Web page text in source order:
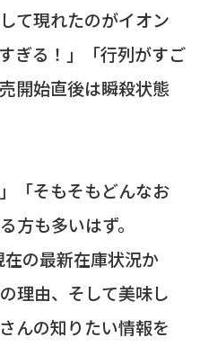
て現れたのがイオン
ぎる！」「行列がすご
開始直後は瞬殺状態
「そもそもどんなお
方も多いはず。
の最新在庫状況か
理由、そして美味し
んの知りたい情報を